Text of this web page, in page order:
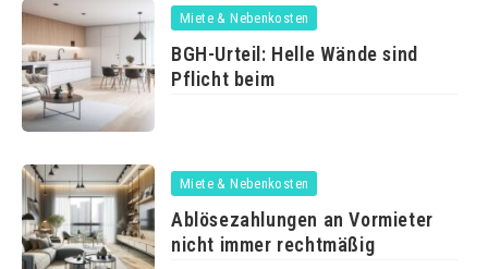
Miete & Nebenkosten
BGH-Urteil: Helle Wände sind
Pflicht beim
Miete & Nebenkosten
Ablösezahlungen an Vormieter
nicht immer rechtmäßig